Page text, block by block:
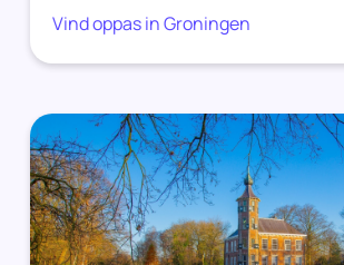
Vind oppas in Groningen